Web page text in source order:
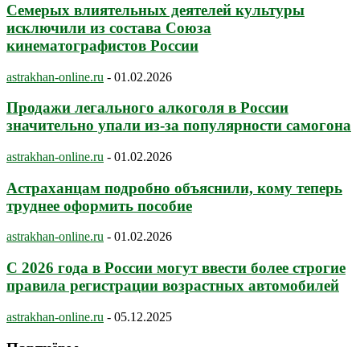
Семерых влиятельных деятелей культуры
исключили из состава Союза
кинематографистов России
astrakhan-online.ru - 01.02.2026
Продажи легального алкоголя в России
значительно упали из-за популярности самогона
astrakhan-online.ru - 01.02.2026
Астраханцам подробно объяснили, кому теперь
труднее оформить пособие
astrakhan-online.ru - 01.02.2026
С 2026 года в России могут ввести более строгие
правила регистрации возрастных автомобилей
astrakhan-online.ru - 05.12.2025